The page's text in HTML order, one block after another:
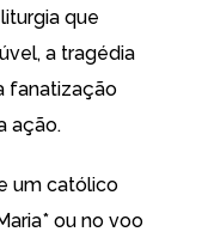
que
a tragédia
fanatização
ação.
um católico
ou no voo